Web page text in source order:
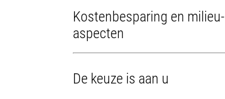
Kostenbesparing en milieu-
aspecten
De keuze is aan u